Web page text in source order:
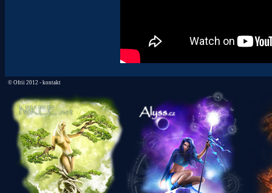
© Ofrii 2012 - kontakt